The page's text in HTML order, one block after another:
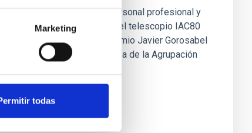
Marketing
todas
la colaboración entre personal profesional y
de exoplanetas con el telescopio IAC80
reconocido con el IV Premio Javier Gorosabel
por el grupo Urania de la Agrupación